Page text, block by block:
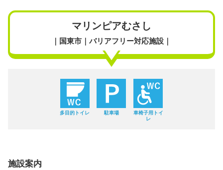
マリンピアむさし
｜国東市｜バリアフリー対応施設｜
多目的トイレ 駐車場
車椅子用トイ
レ
施設案内